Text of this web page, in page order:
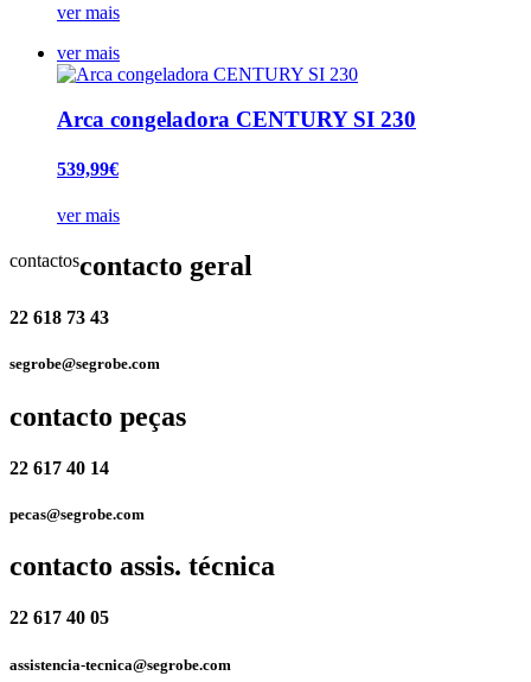
ver mais
ver mais
Arca congeladora CENTURY SI 230
539,99€
ver mais
contactoscontacto geral
22 618 73 43
segrobe@segrobe.com
contacto peças
22 617 40 14
pecas@segrobe.com
contacto assis. técnica
22 617 40 05
assistencia-tecnica@segrobe.com